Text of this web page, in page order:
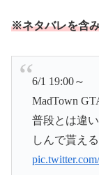
※ネタバレを含
6/1 19:00～
MadTown
普段とは違
しんで貰え